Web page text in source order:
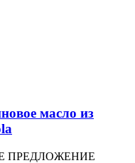
масло из
ПРЕДЛОЖЕНИЕ